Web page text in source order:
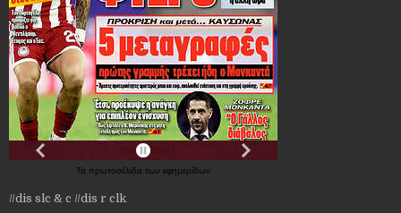
Τα πρωτοσέλιδα των εφημερίδων
//dis slc & c //dis r clk